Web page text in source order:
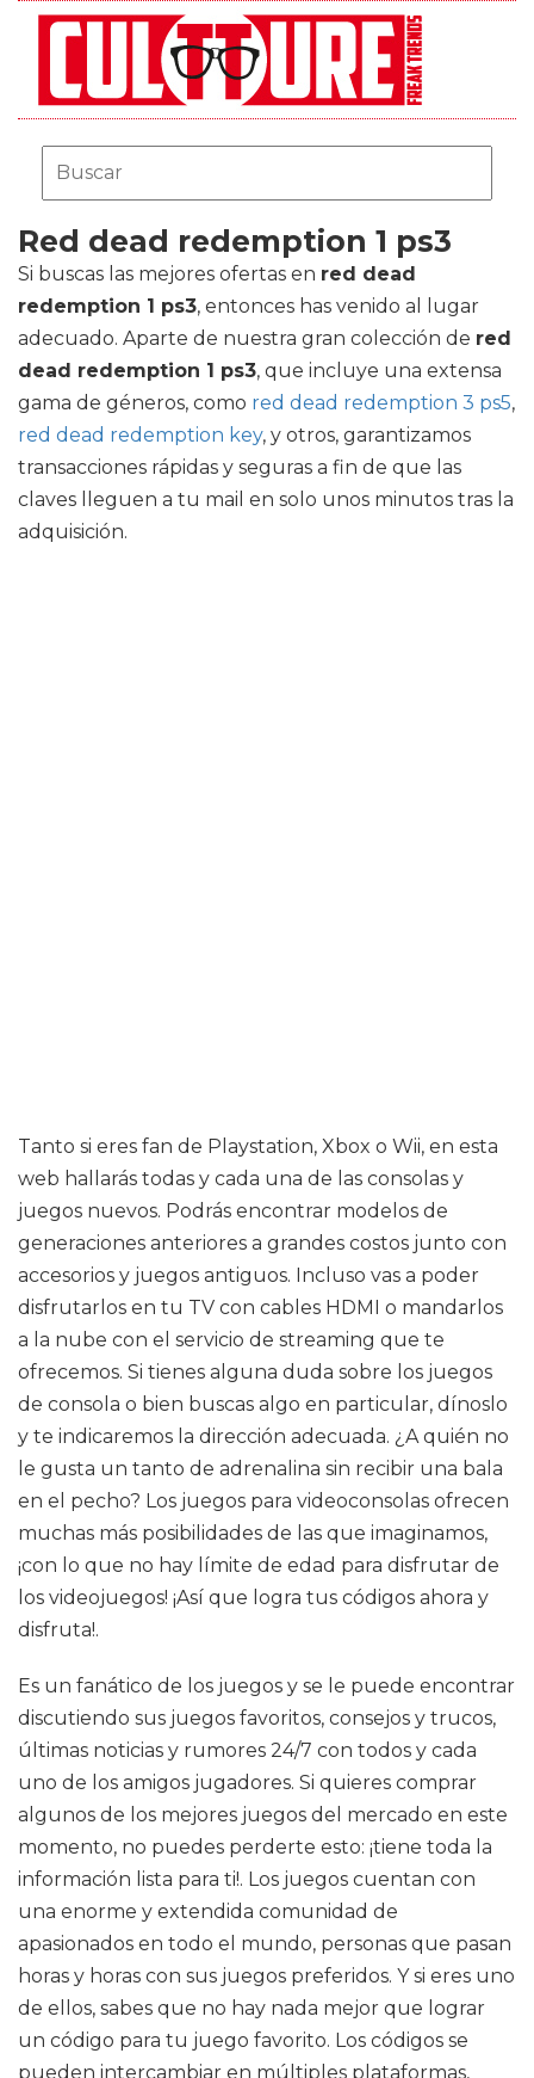
Red dead redemption 1 ps3
Si buscas las mejores ofertas en red dead
redemption 1 ps3, entonces has venido al lugar
adecuado. Aparte de nuestra gran colección de red
dead redemption 1 ps3, que incluye una extensa
gama de géneros, como red dead redemption 3 ps5,
red dead redemption key, y otros, garantizamos
transacciones rápidas y seguras a fin de que las
claves lleguen a tu mail en solo unos minutos tras la
adquisición.
Tanto si eres fan de Playstation, Xbox o Wii, en esta
web hallarás todas y cada una de las consolas y
juegos nuevos. Podrás encontrar modelos de
generaciones anteriores a grandes costos junto con
accesorios y juegos antiguos. Incluso vas a poder
disfrutarlos en tu TV con cables HDMI o mandarlos
a la nube con el servicio de streaming que te
ofrecemos. Si tienes alguna duda sobre los juegos
de consola o bien buscas algo en particular, dínoslo
y te indicaremos la dirección adecuada. ¿A quién no
le gusta un tanto de adrenalina sin recibir una bala
en el pecho? Los juegos para videoconsolas ofrecen
muchas más posibilidades de las que imaginamos,
¡con lo que no hay límite de edad para disfrutar de
los videojuegos! ¡Así que logra tus códigos ahora y
disfruta!.
Es un fanático de los juegos y se le puede encontrar
discutiendo sus juegos favoritos, consejos y trucos,
últimas noticias y rumores 24/7 con todos y cada
uno de los amigos jugadores. Si quieres comprar
algunos de los mejores juegos del mercado en este
momento, no puedes perderte esto: ¡tiene toda la
información lista para ti!. Los juegos cuentan con
una enorme y extendida comunidad de
apasionados en todo el mundo, personas que pasan
horas y horas con sus juegos preferidos. Y si eres uno
de ellos, sabes que no hay nada mejor que lograr
un código para tu juego favorito. Los códigos se
pueden intercambiar en múltiples plataformas,